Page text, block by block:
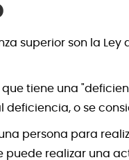
superior son la
tiene una
o se
persona para
realizar una